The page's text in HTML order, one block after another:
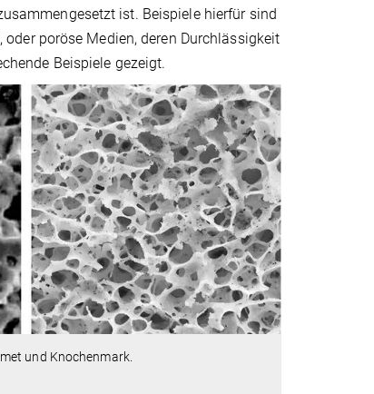
ist. Beispiele hierfür sind
poröse Medien, deren Durchlässigkeit
Beispiele gezeigt.
und Knochenmark.